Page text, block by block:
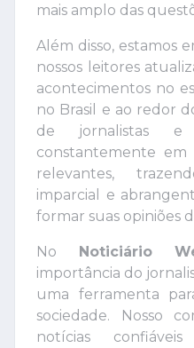
mais amplo das
Além disso, estamos
nossos leitores
acontecimentos no
no Brasil e ao redor
de jornalistas e
constantemente
relevantes,
imparcial e
formar suas opiniões
No Noticiário
importância do
uma ferramenta
sociedade. Nosso
notícias